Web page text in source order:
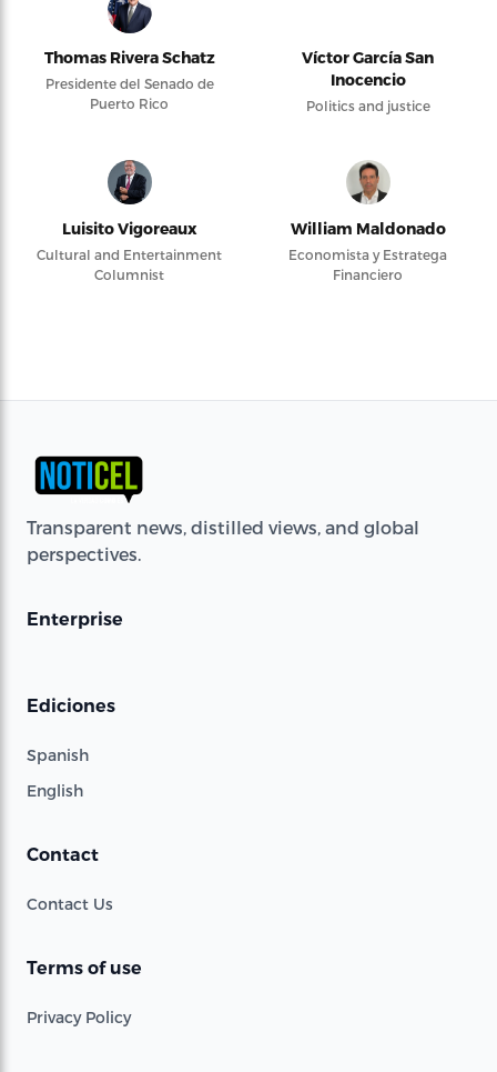
Thomas Rivera Schatz
Presidente del Senado de
Puerto Rico
Víctor García San
Inocencio
Politics and justice
Luisito Vigoreaux
Cultural and Entertainment
Columnist
William Maldonado
Economista y Estratega
Financiero
Transparent news, distilled views, and global
perspectives.
Enterprise
Ediciones
Spanish
English
Contact
Contact Us
Terms of use
Privacy Policy